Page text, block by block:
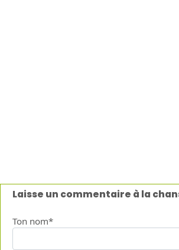
Laisse un commentaire à la
Ton nom*